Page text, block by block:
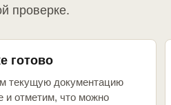
проверке.
готово
текущую документацию
и отметим, что можно